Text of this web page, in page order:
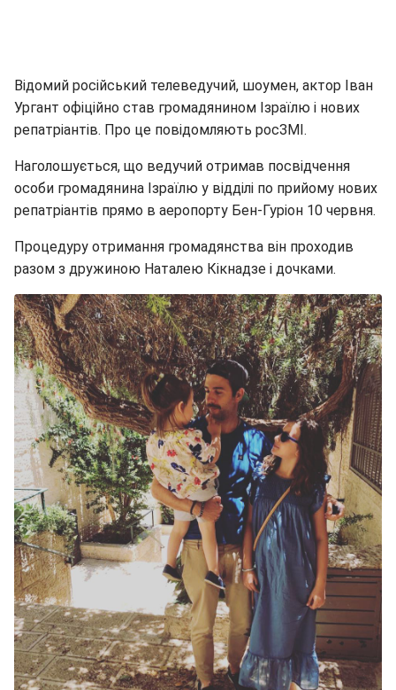
Відомий російський телеведучий, шоумен, актор Іван
Ургант офіційно став громадянином Ізраїлю і нових
репатріантів. Про це повідомляють росЗМІ.
Наголошується, що ведучий отримав посвідчення
особи громадянина Ізраїлю у відділі по прийому нових
репатріантів прямо в аеропорту Бен-Гуріон 10 червня.
Процедуру отримання громадянства він проходив
разом з дружиною Наталею Кікнадзе і дочками.